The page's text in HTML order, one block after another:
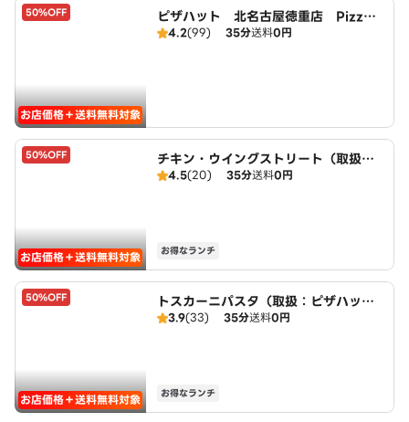
50%OFF
お店価格＋送料無料対象
ピザハット 北名古屋徳重店 PizzaH
ut4.2(99) 35分送料0円
50%OFF
お店価格＋送料無料対象
チキン・ウイングストリート（取扱：
ピザハット北名古屋徳重店）
4.5(20) 35分送料0円
お得なランチ
50%OFF
お店価格＋送料無料対象
トスカーニパスタ（取扱：ピザハット
北名古屋徳重店）
3.9(33) 35分送料0円
お得なランチ